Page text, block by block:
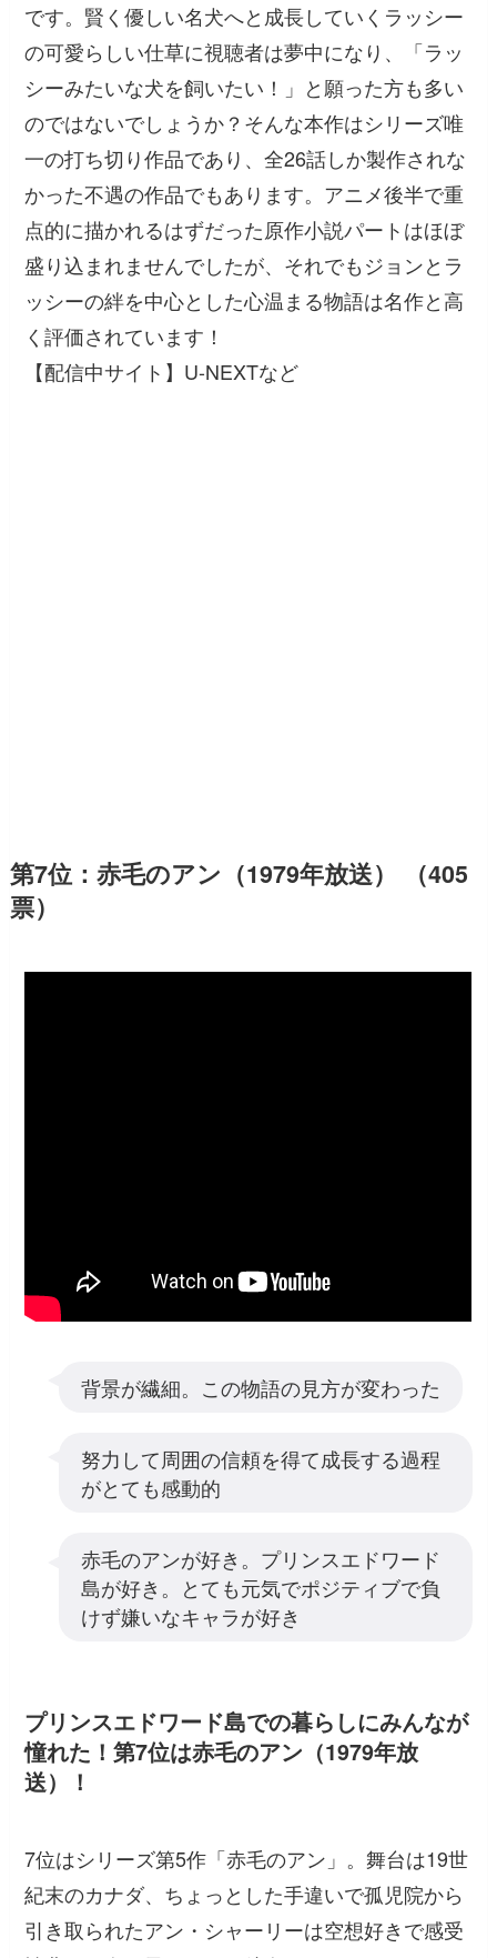
です。賢く優しい名犬へと成長していくラッシー
の可愛らしい仕草に視聴者は夢中になり、「ラッ
シーみたいな犬を飼いたい！」と願った方も多い
のではないでしょうか？そんな本作はシリーズ唯
一の打ち切り作品であり、全26話しか製作されな
かった不遇の作品でもあります。アニメ後半で重
点的に描かれるはずだった原作小説パートはほぼ
盛り込まれませんでしたが、それでもジョンとラ
ッシーの絆を中心とした心温まる物語は名作と高
く評価されています！
【配信中サイト】U-NEXTなど
第7位：赤毛のアン（1979年放送） （405
票）
背景が繊細。この物語の見方が変わった
努力して周囲の信頼を得て成長する過程
がとても感動的
赤毛のアンが好き。プリンスエドワード
島が好き。とても元気でポジティブで負
けず嫌いなキャラが好き
プリンスエドワード島での暮らしにみんなが
憧れた！第7位は赤毛のアン（1979年放
送）！
7位はシリーズ第5作「赤毛のアン」。舞台は19世
紀末のカナダ、ちょっとした手違いで孤児院から
引き取られたアン・シャーリーは空想好きで感受